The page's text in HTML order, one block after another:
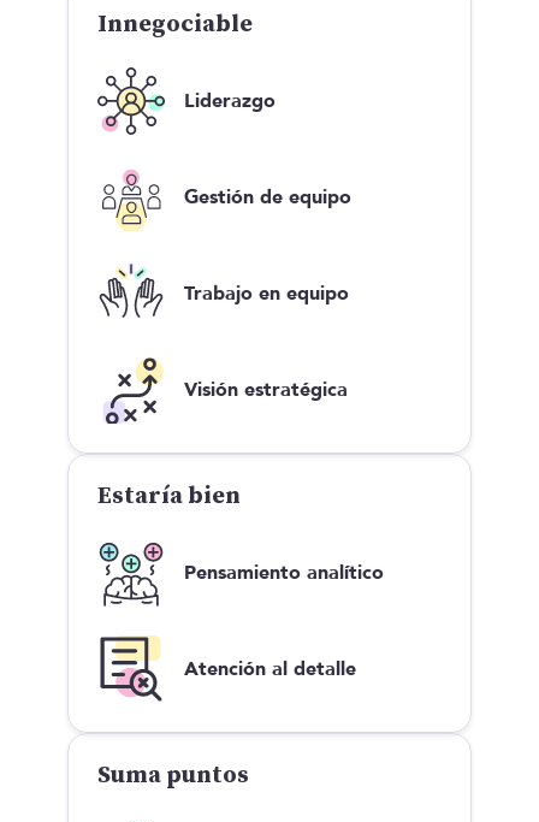
Innegociable
Liderazgo
Gestión de equipo
Trabajo en equipo
Visión estratégica
Estaría bien
Pensamiento analítico
Atención al detalle
Suma puntos